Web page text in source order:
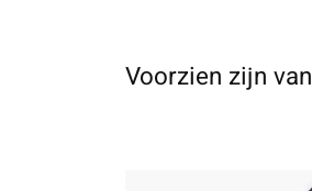
Voorzien zijn van